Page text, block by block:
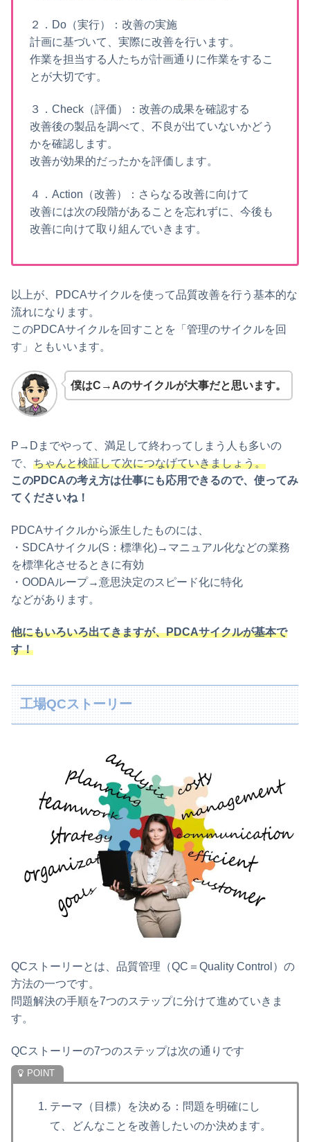
２．Do（実行）：改善の実施
計画に基づいて、実際に改善を行います。
作業を担当する人たちが計画通りに作業をするこ
とが大切です。
３．Check（評価）：改善の成果を確認する
改善後の製品を調べて、不良が出ていないかどう
かを確認します。
改善が効果的だったかを評価します。
４．Action（改善）：さらなる改善に向けて
改善には次の段階があることを忘れずに、今後も
改善に向けて取り組んでいきます。
以上が、PDCAサイクルを使って品質改善を行う基本的な
流れになります。
このPDCAサイクルを回すことを「管理のサイクルを回
す」ともいいます。
僕はC→Aのサイクルが大事だと思います。
P→Dまでやって、満足して終わってしまう人も多いの
で、 ちゃんと検証して次につなげていきましょう。
このPDCAの考え方は仕事にも応用できるので、使ってみ
てくださいね！
PDCAサイクルから派生したものには、
・SDCAサイクル(S：標準化)→マニュアル化などの業務
を標準化させるときに有効
・OODAループ→意思決定のスピード化に特化
などがあります。
他にもいろいろ出てきますが、PDCAサイクルが基本で
す！
工場QCストーリー
QCストーリーとは、品質管理（QC＝Quality Control）の
方法の一つです。
問題解決の手順を7つのステップに分けて進めていきま
す。
QCストーリーの7つのステップは次の通りです
テーマ（目標）を決める：問題を明確にし
て、どんなことを改善したいのか決めます。